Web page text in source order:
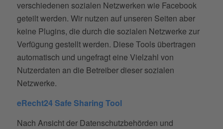
verschiedenen sozialen Netzwerken wie Facebook
geteilt werden. Wir nutzen auf unseren Seiten aber
keine Plugins, die durch die sozialen Netzwerke zur
Verfügung gestellt werden. Diese Tools übertragen
automatisch und ungefragt eine Vielzahl von
Nutzerdaten an die Betreiber dieser sozialen
Netzwerke.
eRecht24 Safe Sharing Tool
Nach Ansicht der Datenschutzbehörden und